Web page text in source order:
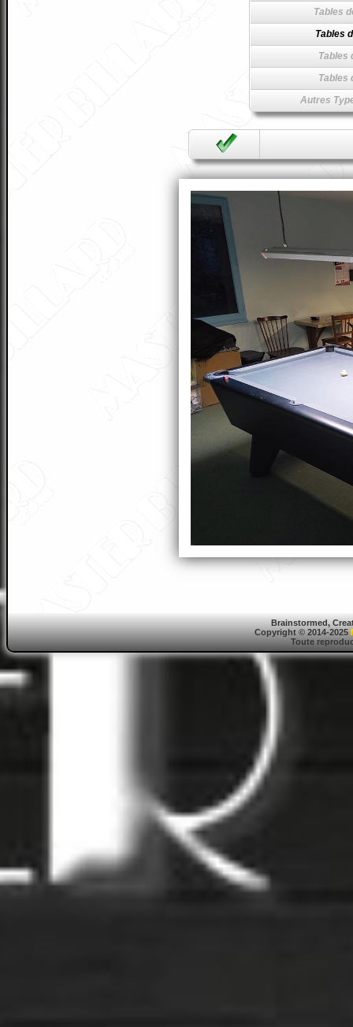
Tables
Tables
Tables
Tables
Autres
Brainstormed,
Copyright © 2014-2025
Toute